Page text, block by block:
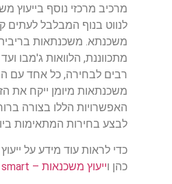
מרכיב מרכזי נוסף בייעוץ
לנווט בנוף המבלבל לעתים
משכנתא. משכנתאות
רבים לבחירה, כל אחד עם
משכנתאות מיומן ייקח את
האפשרויות הללו בצורה
לבצע בחירות המתאימות
כהן וייעוץ משכנאות – smart